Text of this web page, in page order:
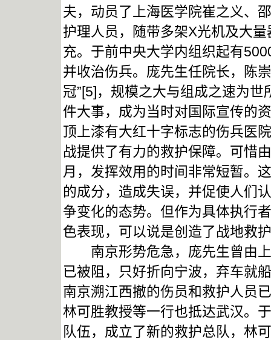
夫，动员了上海医学院崔之义、
护理人员，随带多架X光机及大
充。于前中央大学内组织起有
并收治伤兵。庞先生任院长，陈
冠”[5]，规模之大与组成之速为
件大事，成为当时对国际宣传的
顶上漆有大红十字标志的伤兵医
战提供了有力的救护保障。可惜
月，发挥效用的时间非常短暂。
的成分，造成失误，并促使人们
争变化的态势。但作为具体执行
色表现，可以说是创造
南京形势危急，庞先生曾由上
已被阻，只好折向宁波，弃车就
南京溯江西撤的伤员和救护人员
林可胜教授等一行也抵达武汉。
队伍，成立了新的救护总队，林